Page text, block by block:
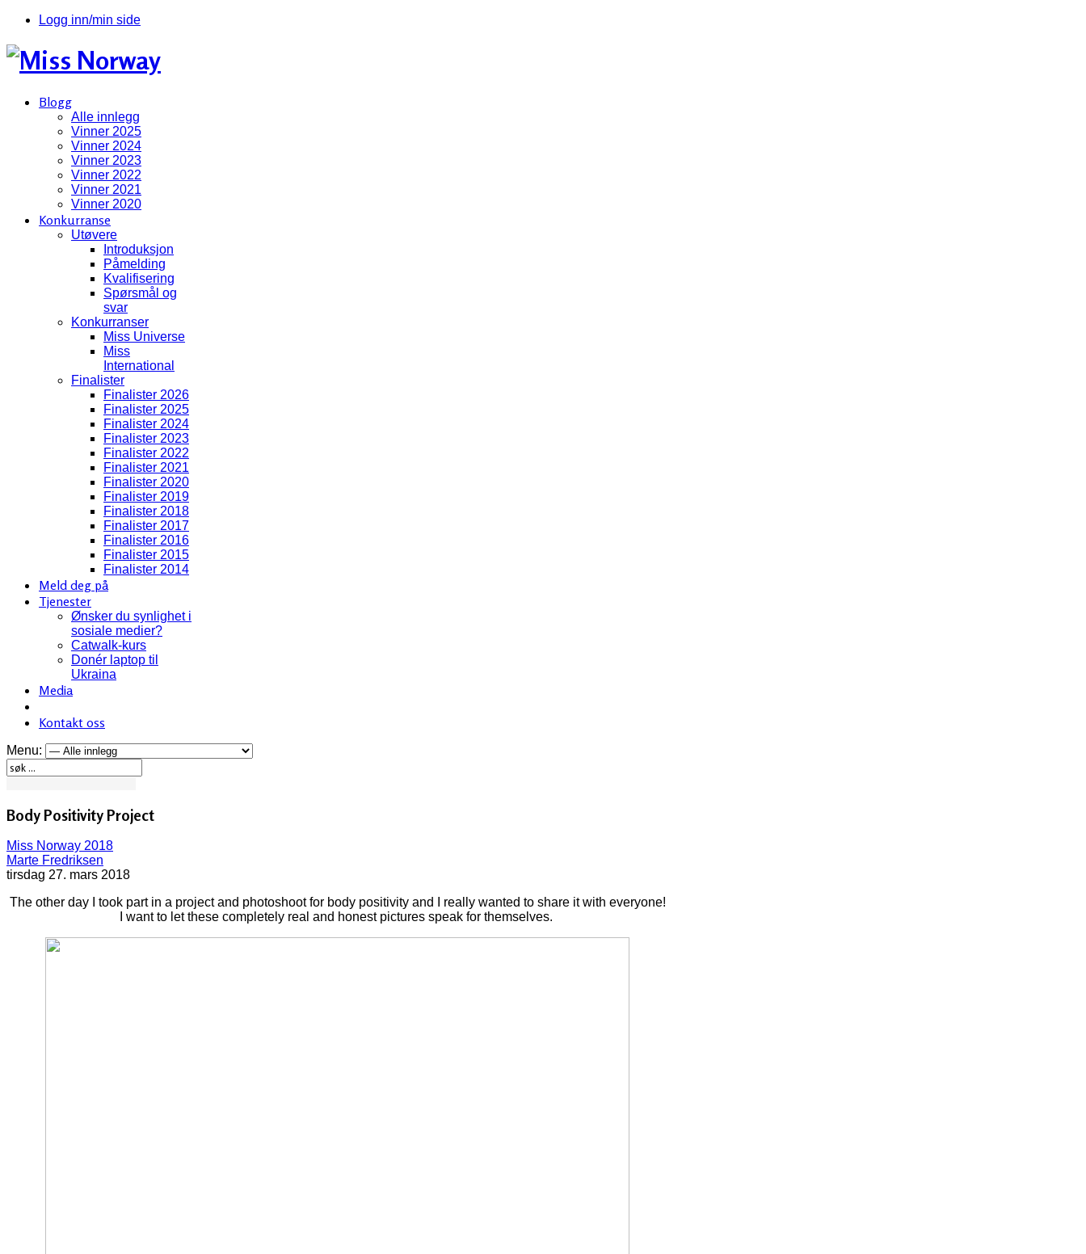
Logg inn/min side
Blogg
Alle innlegg
Vinner 2025
Vinner 2024
Vinner 2023
Vinner 2022
Vinner 2021
Vinner 2020
Konkurranse
Utøvere
Introduksjon
Påmelding
Kvalifisering
Spørsmål og
svar
Konkurranser
Miss Universe
Miss
International
Finalister
Finalister 2026
Finalister 2025
Finalister 2024
Finalister 2023
Finalister 2022
Finalister 2021
Finalister 2020
Finalister 2019
Finalister 2018
Finalister 2017
Finalister 2016
Finalister 2015
Finalister 2014
Meld deg på
Tjenester
Ønsker du synlighet i
sosiale medier?
Catwalk-kurs
Donér laptop til
Ukraina
Media
Kontakt oss
Menu:
Body Positivity Project
Miss Norway 2018
Marte Fredriksen
tirsdag 27. mars 2018
The other day I took part in a project and photoshoot for body positivity and I really wanted to share it with everyone!
I want to let these completely real and honest pictures speak for themselves.